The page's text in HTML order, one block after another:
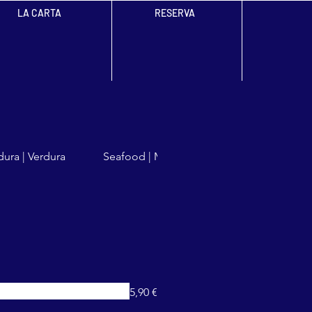
LA CARTA RESERVA
| Verdura Seafood | Marisco | Mariscs
5,90 €